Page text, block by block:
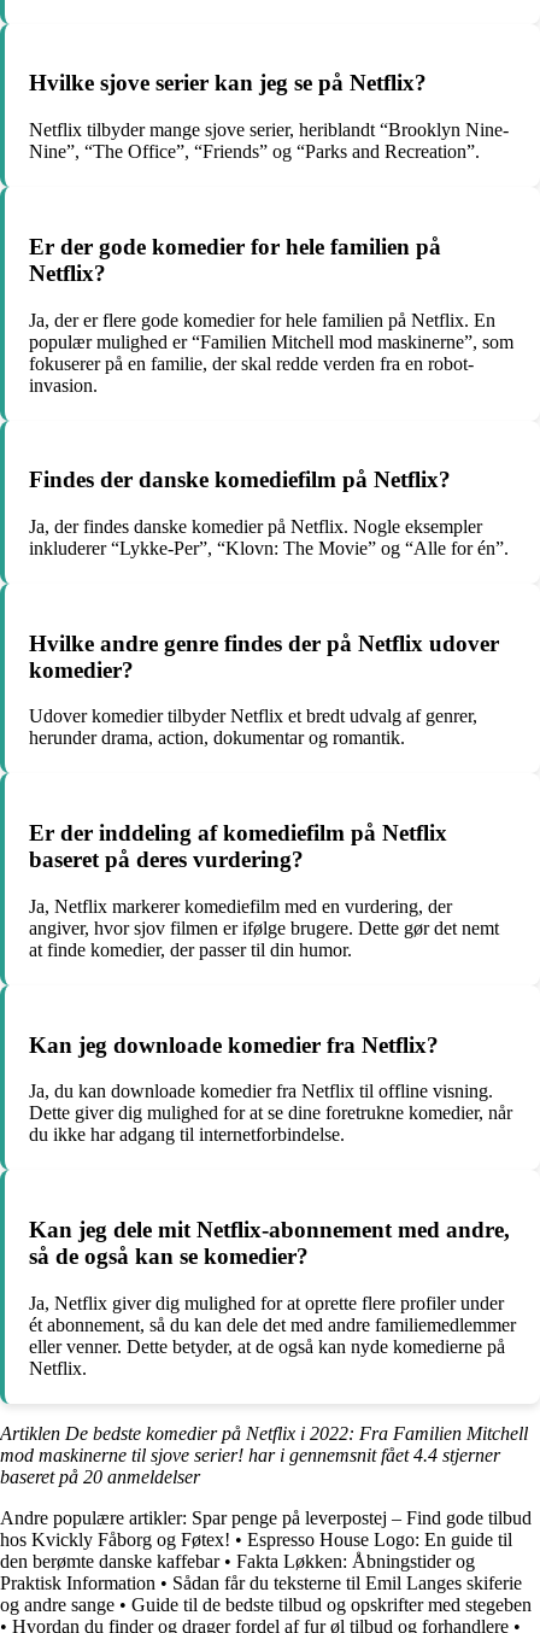
Hvilke sjove serier kan jeg se på Netflix?
Netflix tilbyder mange sjove serier, heriblandt “Brooklyn Nine-
Nine”, “The Office”, “Friends” og “Parks and Recreation”.
Er der gode komedier for hele familien på
Netflix?
Ja, der er flere gode komedier for hele familien på Netflix. En
populær mulighed er “Familien Mitchell mod maskinerne”, som
fokuserer på en familie, der skal redde verden fra en robot-
invasion.
Findes der danske komediefilm på Netflix?
Ja, der findes danske komedier på Netflix. Nogle eksempler
inkluderer “Lykke-Per”, “Klovn: The Movie” og “Alle for én”.
Hvilke andre genre findes der på Netflix udover
komedier?
Udover komedier tilbyder Netflix et bredt udvalg af genrer,
herunder drama, action, dokumentar og romantik.
Er der inddeling af komediefilm på Netflix
baseret på deres vurdering?
Ja, Netflix markerer komediefilm med en vurdering, der
angiver, hvor sjov filmen er ifølge brugere. Dette gør det nemt
at finde komedier, der passer til din humor.
Kan jeg downloade komedier fra Netflix?
Ja, du kan downloade komedier fra Netflix til offline visning.
Dette giver dig mulighed for at se dine foretrukne komedier, når
du ikke har adgang til internetforbindelse.
Kan jeg dele mit Netflix-abonnement med andre,
så de også kan se komedier?
Ja, Netflix giver dig mulighed for at oprette flere profiler under
ét abonnement, så du kan dele det med andre familiemedlemmer
eller venner. Dette betyder, at de også kan nyde komedierne på
Netflix.
Artiklen De bedste komedier på Netflix i 2022: Fra Familien Mitchell
mod maskinerne til sjove serier! har i gennemsnit fået4.4 stjerner
baseret på 20 anmeldelser
Andre populære artikler: Spar penge på leverpostej – Find gode tilbud
hos Kvickly Fåborg og Føtex! • Espresso House Logo: En guide til
den berømte danske kaffebar• Fakta Løkken: Åbningstider og
Praktisk Information • Sådan får du teksterne til Emil Langes skiferie
og andre sange • Guide til de bedste tilbud og opskrifter med stegeben
• Hvordan du finder og drager fordel af fur øl tilbud og forhandlere •